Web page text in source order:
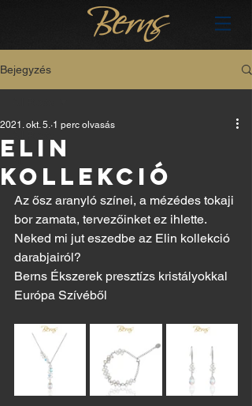
Bejegyzés
ELIN
KOLLEKCIÓ
2021. okt. 5. 1 perc olvasás
Az ősz aranyló színei, a mézédes tokaji
bor zamata, tervezőinket ez ihlette.
Neked mi jut eszedbe az Elin kollekció
darabjairól?
Berns Ékszerek presztízs kristályokkal
Európa Szívéből